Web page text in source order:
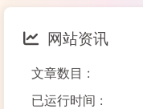
网站资讯
文章数目 :
已运行时间 :